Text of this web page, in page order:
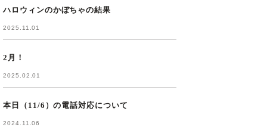
ハロウィンのかぼちゃの結果
2025.11.01
2月！
2025.02.01
本日（11/6）の電話対応について
2024.11.06